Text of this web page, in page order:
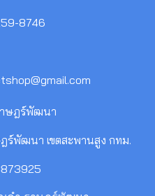
8746
าษฎร์พัฒนา
ร์พัฒนา เขตสะพานสูง กทม.